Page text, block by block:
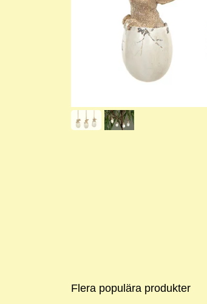
Flera populära produkter